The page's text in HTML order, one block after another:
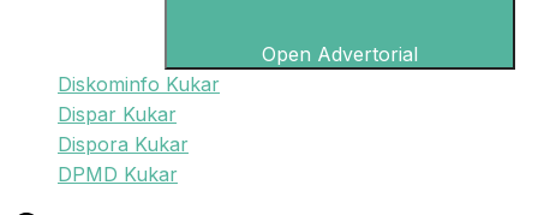
Open Advertorial
Diskominfo Kukar
Dispar Kukar
Dispora Kukar
DPMD Kukar